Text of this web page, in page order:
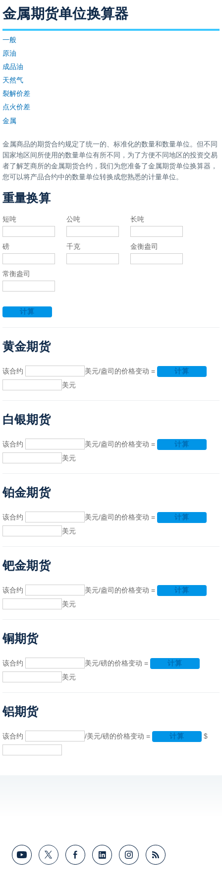
金属期货单位换算器
一般
原油
成品油
天然气
裂解价差
点火价差
金属
金属商品的期货合约规定了统一的、标准化的数量和数量单位。但不同
国家地区间所使用的数量单位有所不同，为了方便不同地区的投资交易
者了解芝商所的金属期货合约，我们为您准备了金属期货单位换算器，
您可以将产品合约中的数量单位转换成您熟悉的计量单位。
重量换算
短吨 公吨 长吨
磅 千克 金衡盎司
常衡盎司
计算
黄金期货
该合约 美元/盎司的价格变动 = 计算
美元
白银期货
该合约 美元/盎司的价格变动 = 计算
美元
铂金期货
该合约 美元/盎司的价格变动 = 计算
美元
钯金期货
该合约 美元/盎司的价格变动 = 计算
美元
铜期货
该合约 美元/磅的价格变动 = 计算
美元
铝期货
该合约 /美元/磅的价格变动 = 计算 $